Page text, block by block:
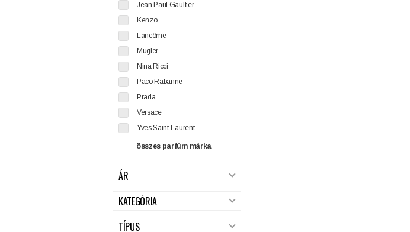
Jean Paul Gaultier
Kenzo
Lancôme
Mugler
Nina Ricci
Paco Rabanne
Prada
Versace
Yves Saint-Laurent
összes parfüm márka
ÁR
KATEGÓRIA
TÍPUS